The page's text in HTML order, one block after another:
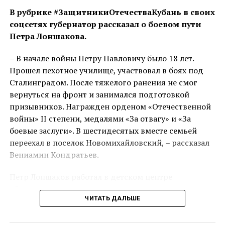
В рубрике #ЗащитникиОтечестваКубань в своих
соцсетях губернатор рассказал о боевом пути
Петра Лоншакова.
– В начале войны Петру Павловичу было 18 лет.
Прошел пехотное училище, участвовал в боях под
Сталинградом. После тяжелого ранения не смог
вернуться на фронт и занимался подготовкой
призывников. Награжден орденом «Отечественной
войны» II степени, медалями «За отвагу» и «За
боевые заслуги». В шестидесятых вместе семьей
переехал в поселок Новомихайловский, – рассказал
Вениамин Кондратьев.
«Орленок» сначала столяром, потом – заведующим
ремонтно-строительного управления. Всегда
ЧИТАТЬ ДАЛЬШЕ